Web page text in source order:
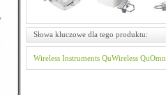
Słowa kluczowe dla tego produktu:
Wireless Instruments QuWireless